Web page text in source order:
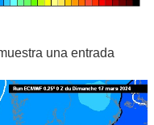
una entrada